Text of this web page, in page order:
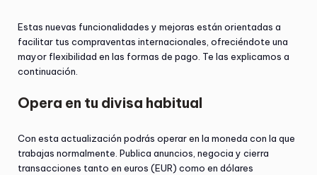
Estas nuevas funcionalidades y mejoras están orientadas a
facilitar tus compraventas internacionales, ofreciéndote una
mayor flexibilidad en las formas de pago. Te las explicamos a
continuación.
Opera en tu divisa habitual
Con esta actualización podrás operar en la moneda con la que
trabajas normalmente. Publica anuncios, negocia y cierra
transacciones tanto en euros (EUR) como en dólares